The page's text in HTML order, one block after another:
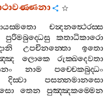
චන්‍දනත්‍ථෙරස‍්ස
පුරිමබුද‍්ධෙසු
කතාධිකාරො
උපචිනන‍්තො
ඉතො
ලොකෙ
රුක‍්ඛදෙවතා
නාම
පච‍්චෙකබුද‍්ධං
දිස‍්වා
පසන‍්නමානසො
තෙන
පුඤ‍්ඤකම‍්මෙන